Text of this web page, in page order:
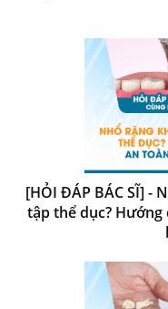
[HỎI ĐÁP BÁC SĨ] -
tập thể dục?